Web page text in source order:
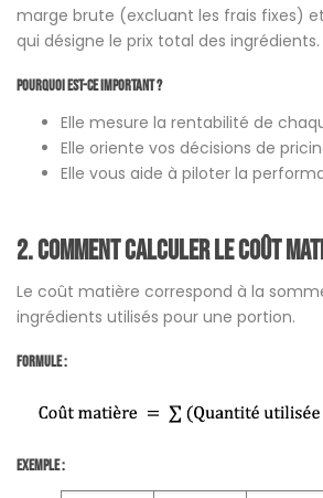
marge brute (excluant les frais fixes)
qui désigne le prix total des ingrédients.
Pourquoi est-ce important ?
Elle mesure la rentabilité de
Elle oriente vos décisions de
Elle vous aide à piloter la
2.Comment calculer le coût
Le coût matière correspond à la
ingrédients utilisés pour une portion.
Formule :
Exemple :